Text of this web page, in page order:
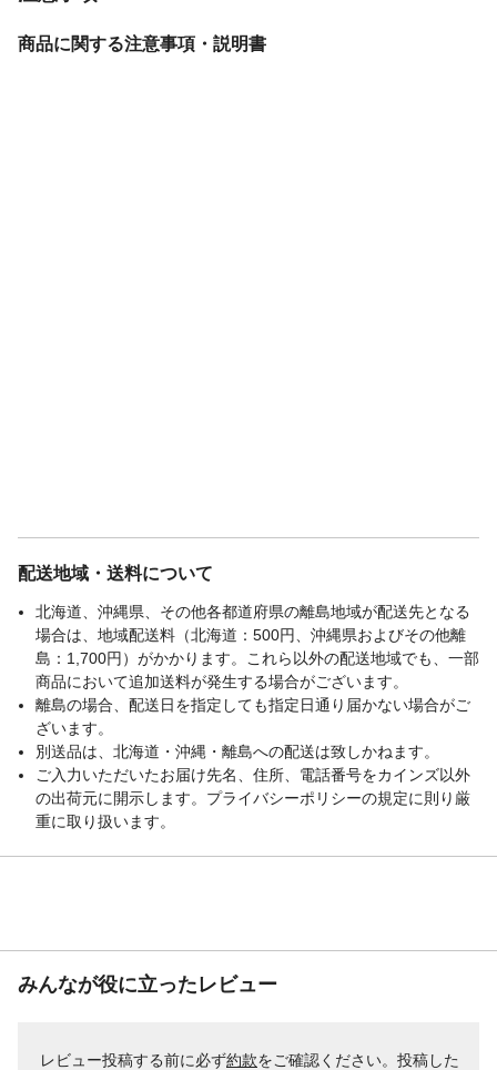
商品に関する注意事項・説明書
配送地域・送料について
北海道、沖縄県、その他各都道府県の離島地域が配送先となる
場合は、地域配送料（北海道：500円、沖縄県およびその他離
島：1,700円）がかかります。これら以外の配送地域でも、一部
商品において追加送料が発生する場合がございます。
離島の場合、配送日を指定しても指定日通り届かない場合がご
ざいます。
別送品は、北海道・沖縄・離島への配送は致しかねます。
ご入力いただいたお届け先名、住所、電話番号をカインズ以外
の出荷元に開示します。プライバシーポリシーの規定に則り厳
重に取り扱います。
みんなが役に立ったレビュー
レビュー投稿する前に必ず約款をご確認ください。投稿した